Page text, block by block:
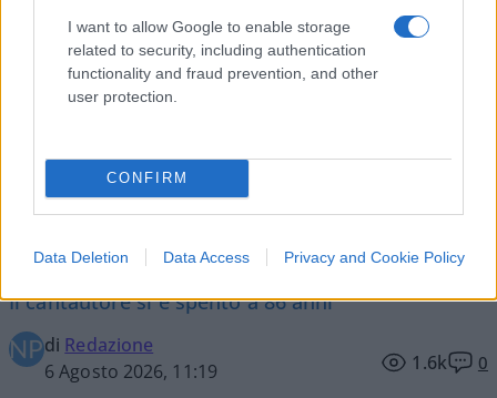
I want to allow Google to enable storage
related to security, including authentication
functionality and fraud prevention, and other
user protection.
CONFIRM
Data Deletion Data Access Privacy and Cookie Policy
Vai all'archivio delle vignette
È morto Francesco Guccini
Il cantautore si è spento a 86 anni
di Redazione
6 Agosto 2026, 11:19
1.6k 0